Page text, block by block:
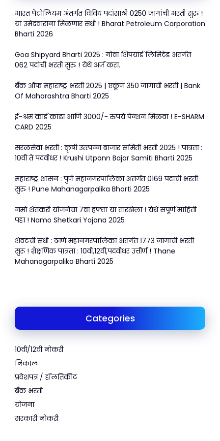
k
भारत पेट्रोलियम अंतर्गत विविध पदांसाठी 0250 जागांची भरती सुरु !
या उमेदवारांना मिळणार संधी ! Bharat Petroleum Corporation
Bharti 2026
Goa Shipyard Bharti 2025 : गोवा शिपयार्ड लिमिटेड अंतर्गत
062 पदांची भरती सुरु ! येथे अर्ज करा.
बँक ऑफ महाराष्ट्र भरती 2025 | एकूण 350 जागांची भरती | Bank
Of Maharashtra Bharti 2025
ई-श्रम कार्ड काढा आणि 3000/- रुपये पेन्शन मिळवा ! E-SHARM
CARD 2025
सरळसेवा भरती : कृषी उत्त्पन्न बाजार समिती भरती 2025 ! पात्रता :
10वी ते पदवीधर ! Krushi Utpann Bajar Samiti Bharti 2025
महाराष्ट्र शासन : पुणे महानगरपालिका अंतर्गत 0169 पदांची भरती
सुरु ! Pune Mahanagarpalika Bharti 2025
नमो शेतकरी योजनेचा 7वा हफ्ता या तारखेला ! येथे संपूर्ण माहिती
पहा ! Namo Shetkari Yojana 2025
शेवटची संधी : ठाणे महानगरपालिका अंतर्गत 1773 जागांची भरती
सुरू ! शैक्षणिक पात्रता : 10वी,12वी,पदवीधर उत्तीर्ण ! Thane
Mahanagarpalika Bharti 2025
Categories
10वी/12वी नोकरी
निकाल
प्रवेशपत्र / हॉलतिकीट
बँक भरती
योजना
सरकारी नोकरी